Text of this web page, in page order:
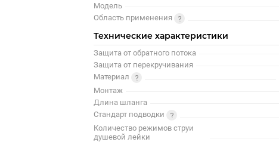
Модель
Область применения
Технические характеристики
Защита от обратного потока
Защита от перекручивания
Материал
Монтаж
Длина шланга
Стандарт подводки
Количество режимов струи
душевой лейки